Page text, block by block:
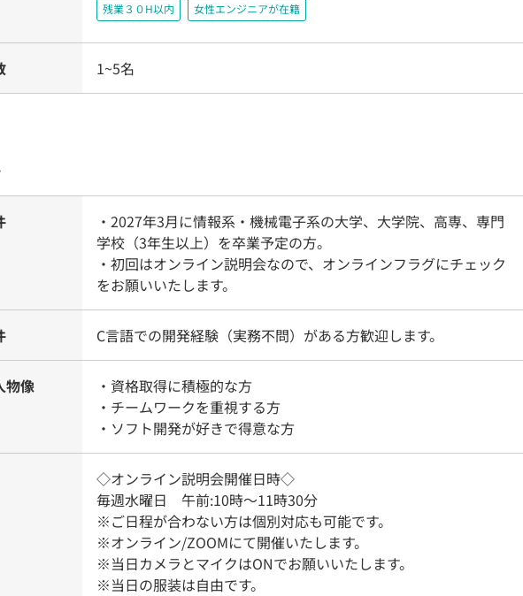
残業３０H以内 女性エンジニアが在籍
1~5名
・2027年3月に情報系・機械電子系の大学、大学院、高専、専門
学校（3年生以上）を卒業予定の方。
・初回はオンライン説明会なので、オンラインフラグにチェック
をお願いいたします。
C言語での開発経験（実務不問）がある方歓迎します。
物像
・資格取得に積極的な方
・チームワークを重視する方
・ソフト開発が好きで得意な方
◇オンライン説明会開催日時◇
毎週水曜日 午前:10時～11時30分
※ご日程が合わない方は個別対応も可能です。
※オンライン/ZOOMにて開催いたします。
※当日カメラとマイクはONでお願いいたします。
※当日の服装は自由です。